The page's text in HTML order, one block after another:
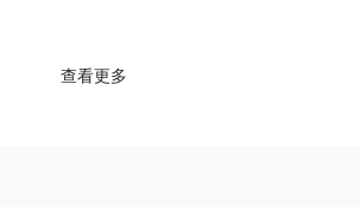
查看更多